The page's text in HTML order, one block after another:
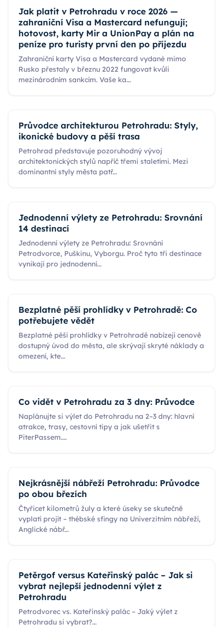
Jak platit v Petrohradu v roce 2026 —
zahraniční Visa a Mastercard nefungují;
hotovost, karty Mir a UnionPay a plán na
peníze pro turisty první den po příjezdu
Zahraniční karty Visa a Mastercard vydané mimo
Rusko přestaly v březnu 2022 fungovat kvůli
mezinárodním sankcím. Vaše ka...
Průvodce architekturou Petrohradu: Styly,
ikonické budovy a pěší trasa
Petrohrad představuje pozoruhodný vývoj
architektonických stylů napříč třemi staletími. Mezi
dominantní styly města patř...
Jednodenní výlety ze Petrohradu: Srovnání
14 destinací
Jednodenní výlety ze Petrohradu: Srovnání
Petrodvorce, Puškinu, Vyborgu. Proč tyto tři destinace
vynikají pro jednodenní...
Bezplatné pěší prohlídky v Petrohradě: Co
potřebujete vědět
Bezplatné pěší prohlídky v Petrohradě nabízejí cenově
dostupný úvod do města, ale skrývají skryté náklady a
omezení, kte...
Co vidět v Petrohradu za 3 dny: Průvodce
Naplánujte si výlet do Petrohradu na 2–3 dny: hlavní
atrakce, trasy, cestovní tipy a jak ušetřit s
PiterPassem....
Nejkrásnější nábřeží Petrohradu: Průvodce
po obou březích
Čtyřicet kilometrů žuly a které úseky se skutečně
vyplatí projít – thébské sfingy na Univerzitním nábřeží,
Anglické nábř...
Petěrgof versus Kateřinský palác – Jak si
vybrat nejlepší jednodenní výlet z
Petrohradu
Petrodvorec vs. Kateřinský palác – Jaký výlet z
Petrohradu si vybrat?...